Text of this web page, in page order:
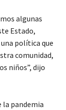
algunas
Estado,
política que
comunidad,
niños”, dijo
la pandemia